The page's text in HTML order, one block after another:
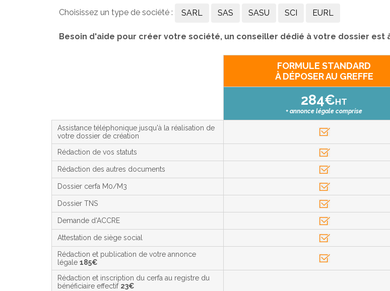
Choisissez un type de société : SARL SAS SASU SCI EURL
Besoin d'aide pour créer votre société, un conseiller dédié à votre dossier est
FORMULE STANDARD
À DÉPOSER AU GREFFE
284€HT
+ annonce légale comprise
Assistance téléphonique jusqu'à la réalisation de
votre dossier de création
Rédaction de vos statuts
Rédaction des autres documents
Dossier cerfa M0/M3
Dossier TNS
Demande d'ACCRE
Attestation de siège social
Rédaction et publication de votre annonce
légale 185€
Rédaction et inscription du cerfa au registre du
bénéficiaire effectif 23€